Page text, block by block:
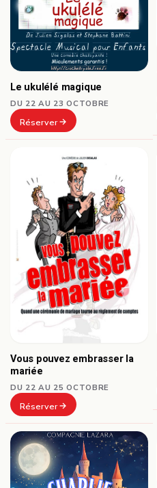
Le ukulélé magique
DU 22 AU 23 OCTOBRE
Réserver
Vous pouvez embrasser la
mariée
DU 22 AU 25 OCTOBRE
Réserver